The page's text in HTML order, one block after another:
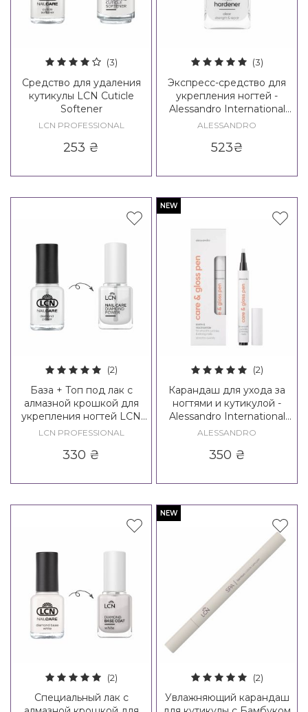
(3)
Средство для удаления
кутикулы LCN Cuticle
Softener
LCN PROFESSIONAL
253 ₴
(3)
Экспресс-средство для
укрепления ногтей -
Alessandro International
Express Nail Hardener
ALESSANDRO
523₴
(2)
База + Топ под лак с
алмазной крошкой для
укрепления ногтей LCN
Diamond Power
LCN PROFESSIONAL
330 ₴
NEW
(2)
Карандаш для ухода за
ногтями и кутикулой -
Alessandro International
Care & Gloss Pen
ALESSANDRO
350 ₴
(2)
Специальный лак с
NEW
(2)
Увлажняющий карандаш